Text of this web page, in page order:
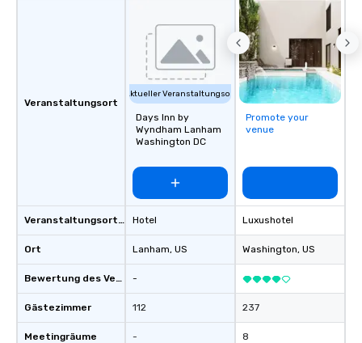
Veranstaltungsort
Veranstaltungsortstyp
Ort
Bewertung des Veranstaltungsortes
Gästezimmer
Meetingräume
Aktueller Veranstaltungsort
Days Inn by
Wyndham Lanham
Washington DC
Hotel
Lanham, US
-
112
-
Promote your
venue
Luxushotel
Washington, US
237
8